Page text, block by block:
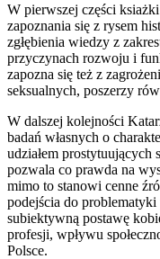
W pierwszej części
zapoznania się z rysem
zgłębienia wiedzy z
przyczynach rozwoju i
zapozna się też z
seksualnych, poszerzy
W dalszej kolejności
badań własnych o
udziałem
pozwala co prawda na
mimo to stanowi cenne
podejścia do
subiektywną postawę
profesji, wpływu
Polsce.